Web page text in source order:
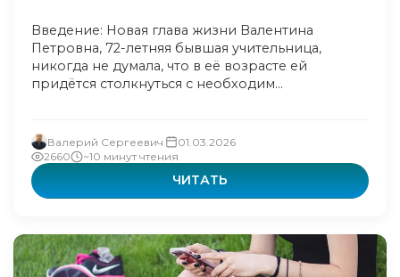
Введение: Новая глава жизни Валентина
Петровна, 72-летняя бывшая учительница,
никогда не думала, что в её возрасте ей
придётся столкнуться с необходим...
Валерий Сергеевич
01.03.2026
2660
~10 минут чтения
ЧИТАТЬ